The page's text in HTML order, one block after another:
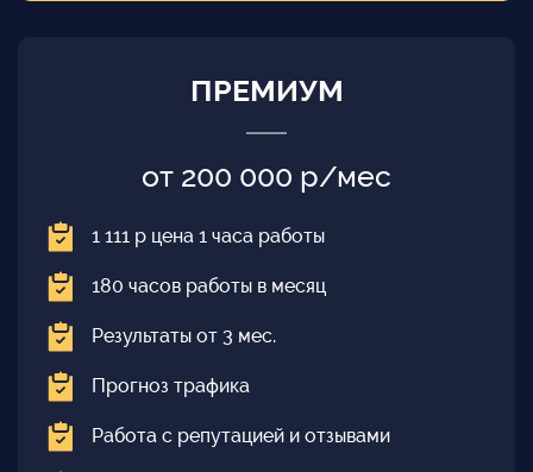
ПРЕМИУМ
от 200 000 р/мес
1 111 р цена 1 часа работы
180 часов работы в месяц
Результаты от 3 мес.
Прогноз трафика
Работа с репутацией и отзывами